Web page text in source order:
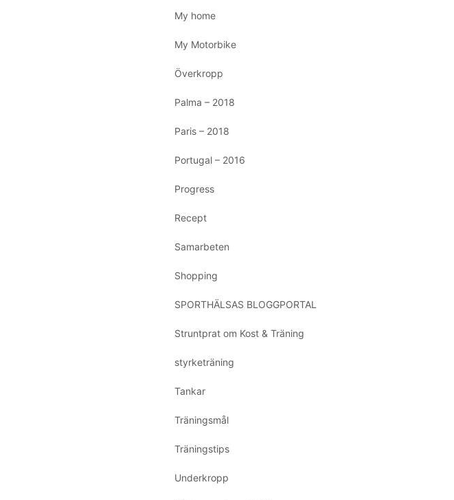
My home
My Motorbike
Överkropp
Palma – 2018
Paris – 2018
Portugal – 2016
Progress
Recept
Samarbeten
Shopping
SPORTHÄLSAS BLOGGPORTAL
Struntprat om Kost & Träning
styrketräning
Tankar
Träningsmål
Träningstips
Underkropp